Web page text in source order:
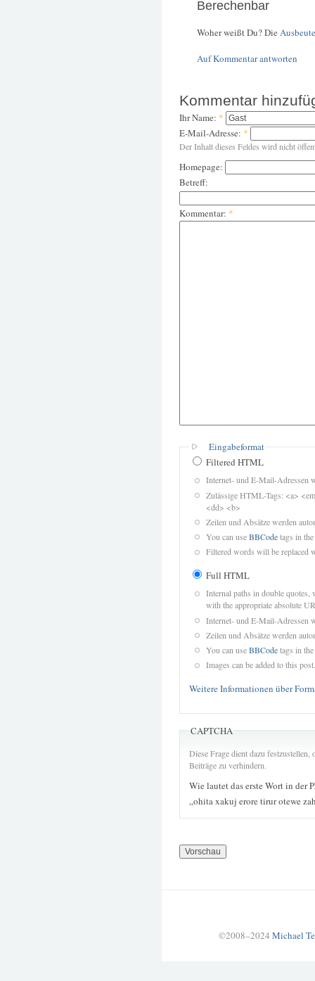
Berechenbar
Woher weißt Du? Die Ausbeute
Auf Kommentar antworten
Kommentar
Ihr Name: *
E-Mail-Adresse: *
Der Inhalt dieses Feldes wird nicht
Homepage:
Betreff:
Kommentar: *
Eingabeformat
Filtered HTML
Internet- und E-Mail-Adressen
Zulässige HTML-Tags: <a>
<dd> <b>
Zeilen und Absätze werden
You can useBBCodetags in
Filtered words will be replaced
Full HTML
Internal paths in double quotes,
with the appropriate absolute
Internet- und E-Mail-Adressen
Zeilen und Absätze werden
You can useBBCodetags in
Images can be added to this post.
Weitere Informationen über
CAPTCHA
Diese Frage dient dazu
Beiträge zu verhindern.
Wie lautet das erste Wort in der
„ohita xakuj erore tirur otewe
©2008–2024 Michael